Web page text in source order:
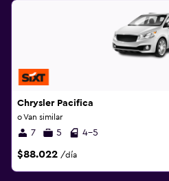
Chrysler Pacifica
o Van similar
7 5 4-5
$88.022 /día